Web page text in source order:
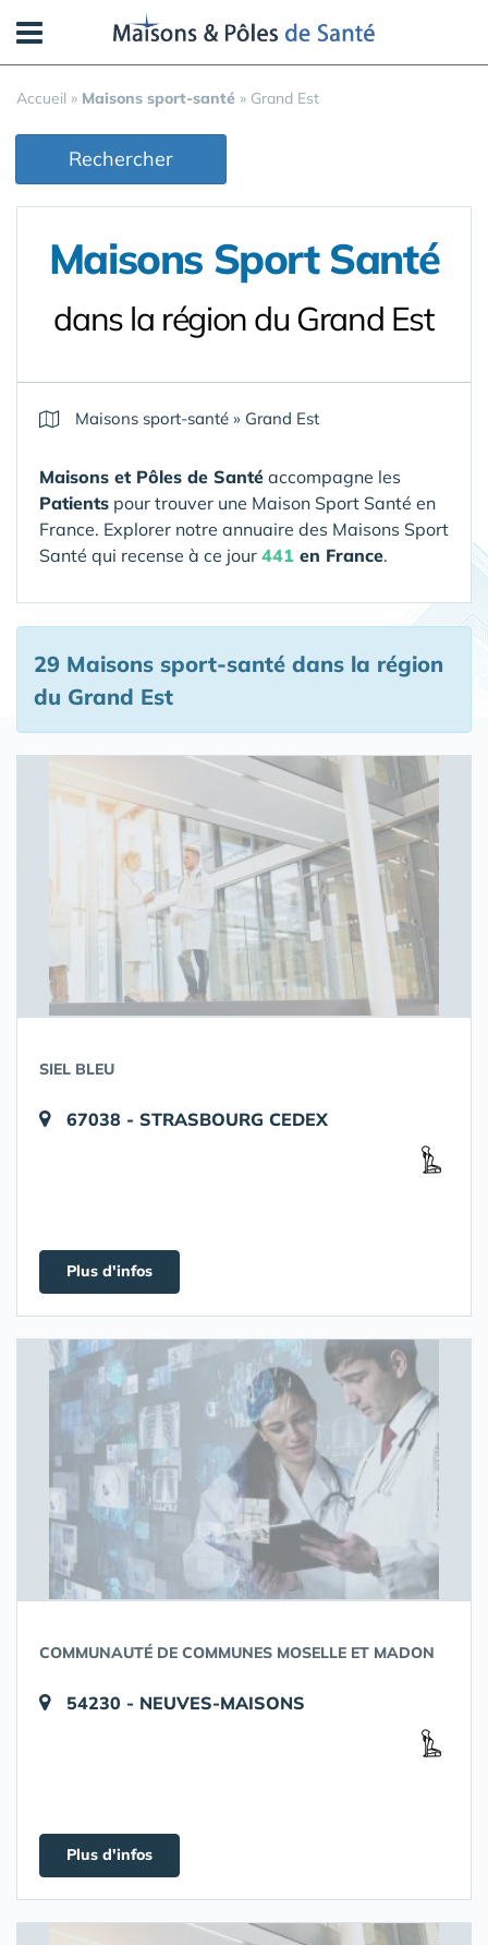
Accueil » Maisons sport-santé » Grand Est
Rechercher
Maisons Sport Santé
dans la région du Grand Est
Maisons sport-santé » Grand Est
Maisons et Pôles de Santé accompagne les
Patients pour trouver une Maison Sport Santé en
France. Explorer notre annuaire des Maisons Sport
Santé qui recense à ce jour 441 en France.
29 Maisons sport-santé dans la région
du Grand Est
SIEL BLEU
67038 - STRASBOURG CEDEX
Plus d'infos
COMMUNAUTÉ DE COMMUNES MOSELLE ET MADON
54230 - NEUVES-MAISONS
Plus d'infos
Panneau de gestion des cookies